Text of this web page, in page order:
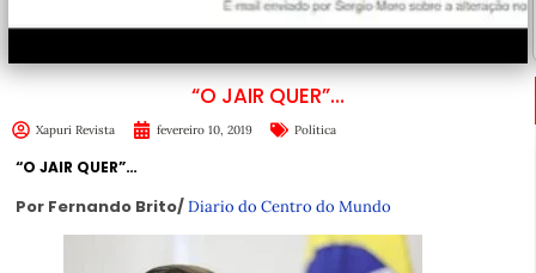
“O JAIR QUER”…
Xapuri Revista fevereiro 10, 2019 Política
“O JAIR QUER”…
Por Fernando Brito/Diario do Centro do Mundo